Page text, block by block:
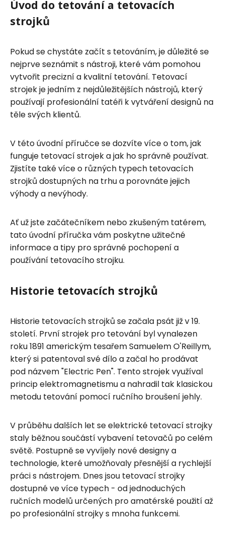
Úvod do tetování a tetovacích
strojků
Pokud se chystáte začít s tetováním, je důležité se
nejprve seznámit s nástroji, které vám pomohou
vytvořit precizní a kvalitní tetování. Tetovací
strojek je jedním z nejdůležitějších nástrojů, který
používají profesionální tatéři k vytváření designů na
těle svých klientů.
V této úvodní příručce se dozvíte více o tom, jak
funguje tetovací strojek a jak ho správně používat.
Zjistíte také více o různých typech tetovacích
strojků dostupných na trhu a porovnáte jejich
výhody a nevýhody.
Ať už jste začátečníkem nebo zkušeným tatérem,
tato úvodní příručka vám poskytne užitečné
informace a tipy pro správné pochopení a
používání tetovacího strojku.
Historie tetovacích strojků
Historie tetovacích strojků se začala psát již v 19.
století. První strojek pro tetování byl vynalezen
roku 1891 americkým tesařem Samuelem O'Reillym,
který si patentoval své dílo a začal ho prodávat
pod názvem "Electric Pen". Tento strojek využíval
princip elektromagnetismu a nahradil tak klasickou
metodu tetování pomocí ručního broušení jehly.
V průběhu dalších let se elektrické tetovací strojky
staly běžnou součástí vybavení tetovačů po celém
světě. Postupně se vyvíjely nové designy a
technologie, které umožňovaly přesnější a rychlejší
práci s nástrojem. Dnes jsou tetovací strojky
dostupné ve více typech - od jednoduchých
ručních modelů určených pro amatérské použití až
po profesionální strojky s mnoha funkcemi.